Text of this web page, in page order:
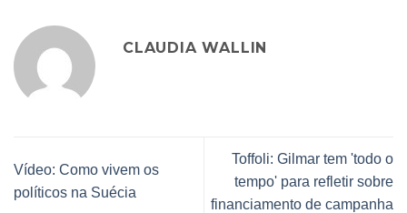
CLAUDIA WALLIN
Vídeo: Como vivem os
políticos na Suécia
Toffoli: Gilmar tem 'todo o
tempo' para refletir sobre
financiamento de campanha